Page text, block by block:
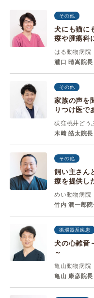
その他
犬にも猫に
療や腫瘍科
はる動物病院
瀧口 晴嵩院長
その他
家族の声を
りつけ医で
荻窪桃井どう
木﨑 皓太院長
その他
飼い主さん
療を提供し
めい動物病院
竹内 潤一郎院
循環器系疾患
犬の心雑音
～
亀山動物病院
亀山 康彦院長